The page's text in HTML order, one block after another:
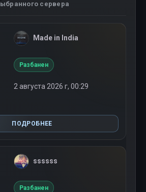
сервера
Made in India
Разбанен
2 августа 2026 г, 00:29
ПОДРОБНЕЕ
ssssss
Разбанен